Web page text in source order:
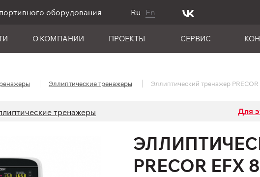
оборудования Ru En
О КОМПАНИИ ПРОЕКТЫ СЕРВИС
Эллиптические тренажеры Эллиптический тренажер PRECOR
тренажеры Для
PRECOR EFX